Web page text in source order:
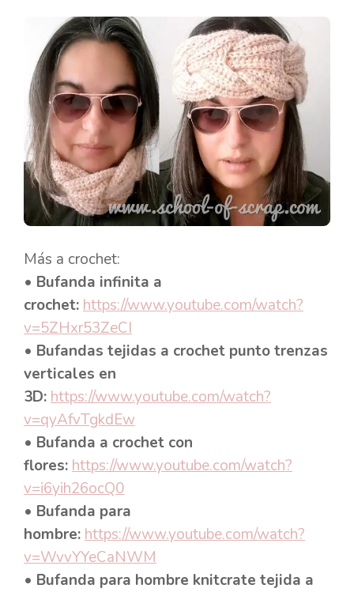
Más a crochet:
• Bufanda infinita a
crochet:https://www.youtube.com/watch?
v=5ZHxr53ZeCI
• Bufandas tejidas a crochet punto trenzas
verticales en
3D:https://www.youtube.com/watch?
v=qyAfvTgkdEw
• Bufanda a crochet con
flores:https://www.youtube.com/watch?
v=i6yih26ocQ0
• Bufanda para
hombre:https://www.youtube.com/watch?
v=WvvYYeCaNWM
• Bufanda para hombre knitcrate tejida a